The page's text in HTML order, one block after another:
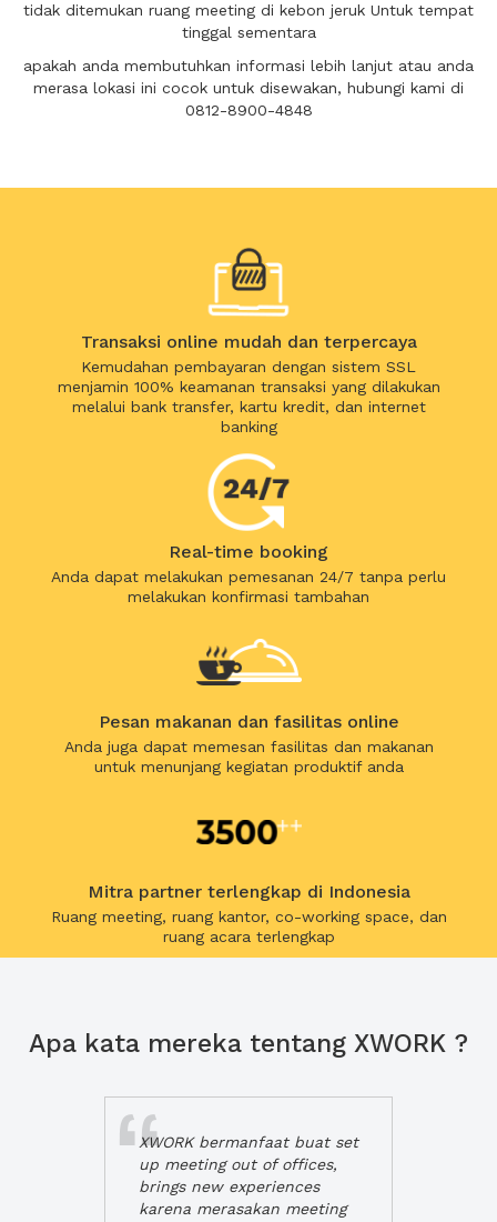
tidak ditemukan ruang meeting di kebon jeruk Untuk tempat
tinggal sementara
apakah anda membutuhkan informasi lebih lanjut atau anda
merasa lokasi ini cocok untuk disewakan, hubungi kami di
0812-8900-4848
Transaksi online mudah dan terpercaya
Kemudahan pembayaran dengan sistem SSL
menjamin 100% keamanan transaksi yang dilakukan
melalui bank transfer, kartu kredit, dan internet
banking
Real-time booking
Anda dapat melakukan pemesanan 24/7 tanpa perlu
melakukan konfirmasi tambahan
Pesan makanan dan fasilitas online
Anda juga dapat memesan fasilitas dan makanan
untuk menunjang kegiatan produktif anda
Mitra partner terlengkap di Indonesia
Ruang meeting, ruang kantor, co-working space, dan
ruang acara terlengkap
Apa kata mereka tentang XWORK ?
XWORK bermanfaat buat set
up meeting out of offices,
brings new experiences
karena merasakan meeting